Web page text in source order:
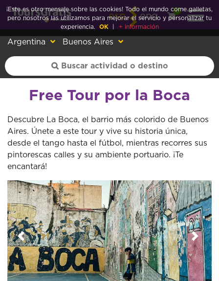
esp eng
0
Argentina Buenos Aires
Free Tour por la Boca
Descubre La Boca, el barrio más colorido de Buenos
Aires. Únete a este tour y vive su historia única,
desde el tango hasta el fútbol, mientras recorres sus
pintorescas calles y su ambiente portuario. ¡Te
encantará!
Anterior
¡Este es otro mensaje sobre las cookies! Todo el mundo come galletas,
pero nosotros las utilizamos para mejorar el servicio y personalizar tu
experiencia.
OK + información